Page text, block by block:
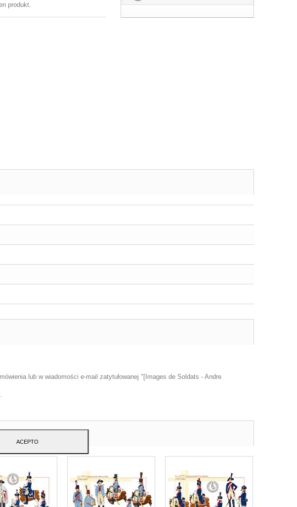
produkt.
lub w wiadomości e-mail zatytułowanej "[Images de Soldats - Andre
stron trzecich w celu
z Twoimi preferencjami,
jego u?ycie, naci?nij
ACEPTO